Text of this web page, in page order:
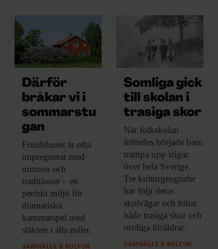
SHOP
KONTAKTA F&F
SKRIV I F&F
PRENUMERERA PÅ F&F
OM F&F
Därför
bråkar vi i
sommarstu
gan
Fritidshuset är ofta
impregnerat med
minnen och
traditioner – en
perfekt miljö för
dramatiska
kammarspel med
släkten i alla roller.
SAMHÄLLE & KULTUR
Somliga gick
till skolan i
trasiga skor
När folkskolan
infördes började barn
trampa upp stigar
över hela Sverige.
Tre kulturgeografer
har följt deras
skolvägar och hittat
både trasiga skor och
oroliga föräldrar.
SAMHÄLLE & KULTUR